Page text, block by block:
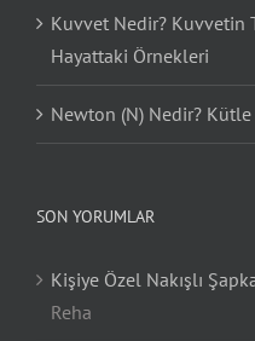
Kuvvet Nedir? Kuvvetin
Hayattaki Örnekleri
Newton (N) Nedir? Kütle
SON YORUMLAR
Kişiye Özel Nakışlı
Reha